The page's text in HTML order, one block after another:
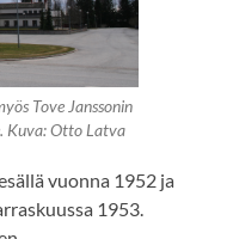
Tove Janssonin
Kuva: Otto Latva
vuonna 1952 ja
1953.